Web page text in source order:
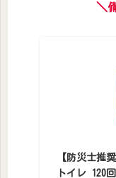
＼
【防災士推
トイレ 120